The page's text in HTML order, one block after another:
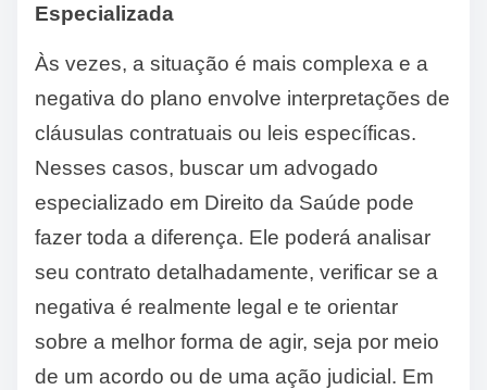
Especializada
Às vezes, a situação é mais complexa e a
negativa do plano envolve interpretações de
cláusulas contratuais ou leis específicas.
Nesses casos, buscar um advogado
especializado em Direito da Saúde pode
fazer toda a diferença. Ele poderá analisar
seu contrato detalhadamente, verificar se a
negativa é realmente legal e te orientar
sobre a melhor forma de agir, seja por meio
de um acordo ou de uma ação judicial. Em